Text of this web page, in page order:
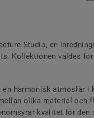
Studio, en
Kollektionen valdes
harmonisk atmosfär i
olika material och
kvalitet för den